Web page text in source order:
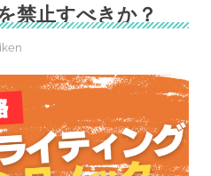
禁止すべきか？